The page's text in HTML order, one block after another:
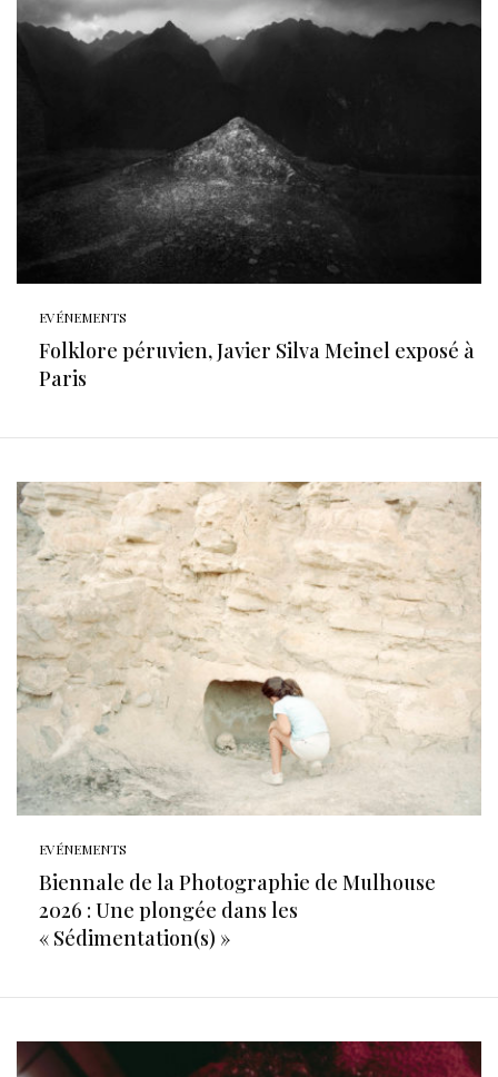
EVÉNEMENTS
Folklore péruvien, Javier Silva Meinel exposé à
Paris
EVÉNEMENTS
Biennale de la Photographie de Mulhouse
2026 : Une plongée dans les
« Sédimentation(s) »